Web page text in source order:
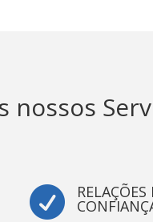
nossos
 RELAÇÕES